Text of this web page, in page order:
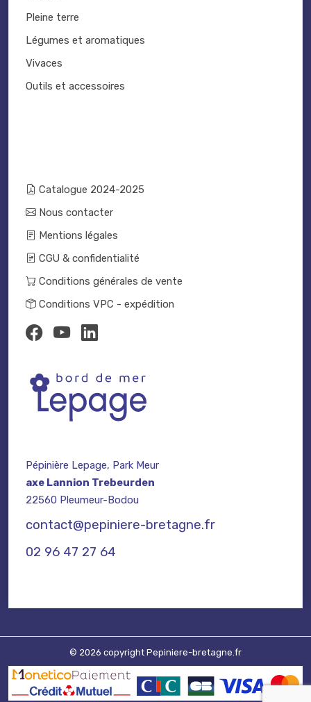
Pleine terre
Légumes et aromatiques
Vivaces
Outils et accessoires
Catalogue 2024-2025
Nous contacter
Mentions légales
CGU & confidentialité
Conditions générales de vente
Conditions VPC - expédition
Pépinière Lepage, Park Meur
axe Lannion Trebeurden
22560 Pleumeur-Bodou
contact@pepiniere-bretagne.fr
02 96 47 27 64
© 2026 copyright Pepiniere-bretagne.fr